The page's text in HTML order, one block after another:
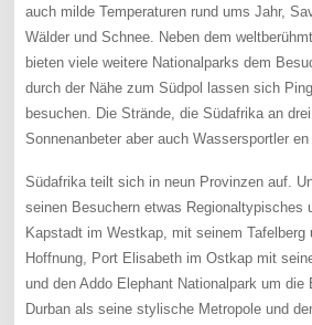
auch milde Temperaturen rund ums Jahr,
Wälder und Schnee. Neben dem
bieten viele weitere Nationalparks dem
durch der Nähe zum Südpol lassen sich
besuchen. Die Strände, die Südafrika an
Sonnenanbeter aber auch Wassersportler en
Südafrika teilt sich in neun Provinzen auf.
seinen Besuchern etwas Regionaltypisches
Kapstadt im Westkap, mit seinem Tafelberg
Hoffnung, Port Elisabeth im Ostkap mit
und den Addo Elephant Nationalpark um
Durban als seine stylische Metropole und